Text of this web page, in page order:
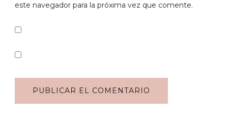
este navegador para la próxima vez que comente.